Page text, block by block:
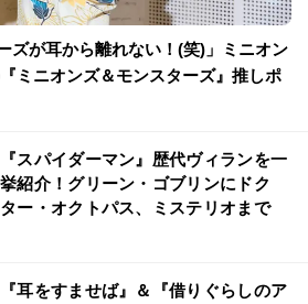
ズが耳から離れない！(笑)」ミニオン
ミニオンズ＆モンスターズ』推しポ
『スパイダーマン』歴代ヴィランを一
挙紹介！グリーン・ゴブリンにドク
ター・オクトパス、ミステリオまで
『耳をすませば』＆『借りぐらしのア